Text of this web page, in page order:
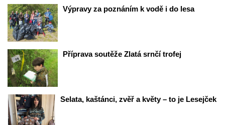
Výpravy za poznáním k vodě i do lesa
Příprava soutěže Zlatá srnčí trofej
Selata, kaštánci, zvěř a květy – to je Lesejček